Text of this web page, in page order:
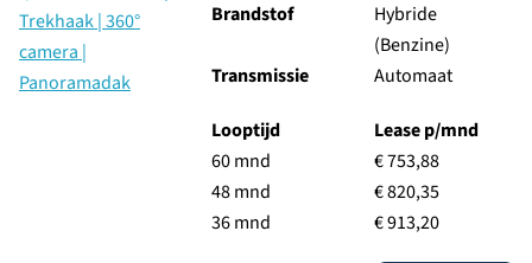
Brandstof
Hybride
(Benzine)
Transmissie
Automaat
Looptijd
60 mnd
48 mnd
36 mnd
Lease p/mnd
€ 753,88
€ 820,35
€ 913,20